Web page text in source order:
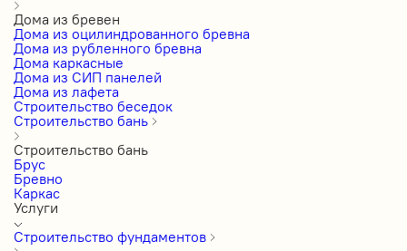
Дома из бревен
Дома из оцилиндрованного бревна
Дома из рубленного бревна
Дома каркасные
Дома из СИП панелей
Дома из лафета
Строительство беседок
Строительство бань
Строительство бань
Брус
Бревно
Каркас
Услуги
Строительство фундаментов